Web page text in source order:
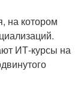
на котором
ИТ-курсы на